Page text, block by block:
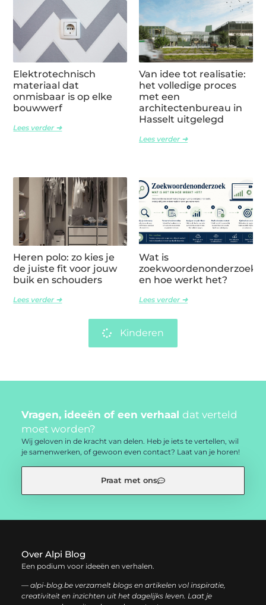
Elektrotechnisch
materiaal dat
onmisbaar is op elke
bouwwerf
Lees verder ➜
Van idee tot realisatie:
het volledige proces
met een
architectenbureau in
Hasselt uitgelegd
Lees verder ➜
Heren polo: zo kies je
de juiste fit voor jouw
buik en schouders
Lees verder ➜
Wat is
zoekwoordenonderzoek
en hoe werkt het?
Lees verder ➜
Kinderen
Vragen, ideeën of een verhaal dat verteld
moet worden?
Wij geloven in de kracht van delen. Heb je iets te vertellen, wil
je samenwerken, of gewoon even contact? Laat van je horen!
Praat met ons
Over Alpi Blog
Een podium voor ideeën en verhalen.
— alpi-blog.be verzamelt blogs en artikelen vol inspiratie,
creativiteit en inzichten uit het dagelijks leven. Laat je